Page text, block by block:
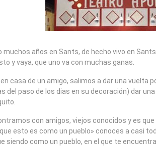
muchos años en Sants, de hecho vivo en
y vaya, que uno va con muchas ganas.
casa de un amigo, salimos a dar una vuelta
del paso de los dias en su decoración) dar
con amigos, viejos conocidos y es
esto es como un pueblo» conoces a casi
siendo como un pueblo, en el que te